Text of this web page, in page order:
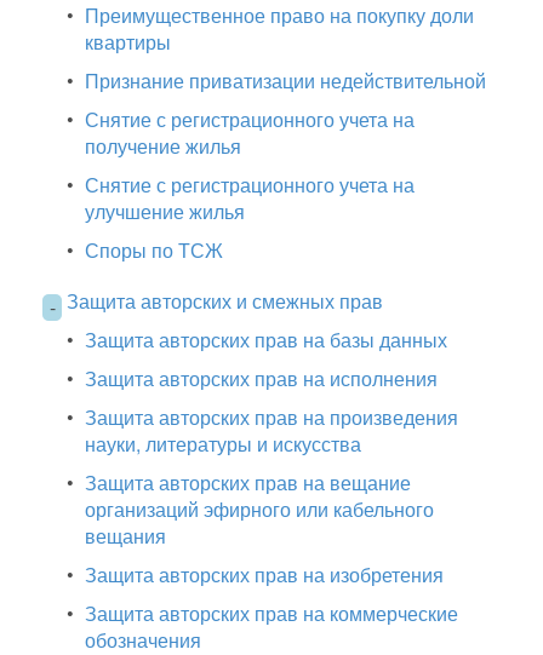
• Преимущественное право на покупку доли
квартиры
• Признание приватизации недействительной
• Снятие с регистрационного учета на
получение жилья
• Снятие с регистрационного учета на
улучшение жилья
• Споры по ТСЖ
- Защита авторских и смежных прав
• Защита авторских прав на базы данных
• Защита авторских прав на исполнения
• Защита авторских прав на произведения
науки, литературы и искусства
• Защита авторских прав на вещание
организаций эфирного или кабельного
вещания
• Защита авторских прав на изобретения
• Защита авторских прав на коммерческие
обозначения